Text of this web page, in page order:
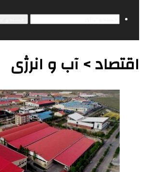
اقتصاد > آب و انرژی